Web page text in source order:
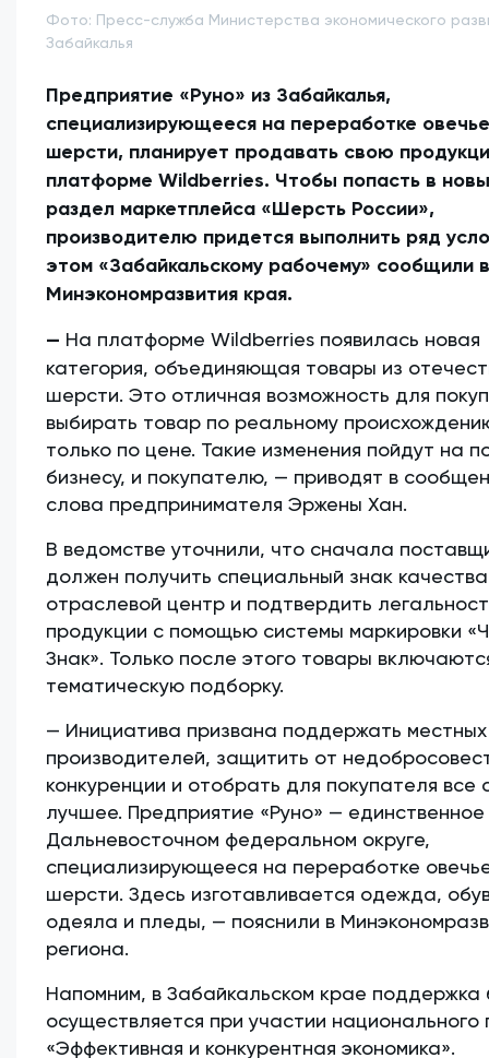
Фото: Пресс-служба Министерства экономического
Забайкалья
Предприятие «Руно» из Забайкалья,
специализирующееся на переработке
шерсти, планирует продавать свою
платформе Wildberries. Чтобы попасть в
раздел маркетплейса «Шерсть России»,
производителю придется выполнить ряд
этом «Забайкальскому рабочему» сообщили в
Минэкономразвития края.
— На платформе Wildberries появилась новая
категория, объединяющая товары из
шерсти. Это отличная возможность для
выбирать товар по реальному
только по цене. Такие изменения пойдут на
бизнесу, и покупателю, — приводят в
слова предпринимателя Эржены Хан.
В ведомстве уточнили, что сначала
должен получить специальный знак
отраслевой центр и подтвердить
продукции с помощью системы маркировки
Знак». Только после этого товары
тематическую подборку.
— Инициатива призвана поддержать местных
производителей, защитить от
конкуренции и отобрать для покупателя все
лучшее. Предприятие «Руно» — единственное
Дальневосточном федеральном округе,
специализирующееся на переработке
шерсти. Здесь изготавливается одежда,
одеяла и пледы, — пояснили в
региона.
Напомним, в Забайкальском крае поддержка
осуществляется при участии национального
«Эффективная и конкурентная экономика».